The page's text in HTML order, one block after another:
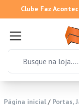
Clube Faz
Página inicial / Portas,